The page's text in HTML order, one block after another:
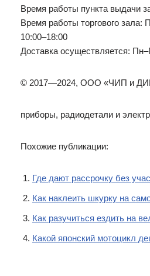
Время работы пункта выдачи
Время работы торгового зала:
10:00–18:00
Доставка осуществляется:
© 2017—2024, ООО «ЧИП и
приборы, радиодетали и
Похожие публикации:
Где дают рассрочку без
Как наклеить шкурку на
Как разучиться ездить на
Какой японский мотоцикл